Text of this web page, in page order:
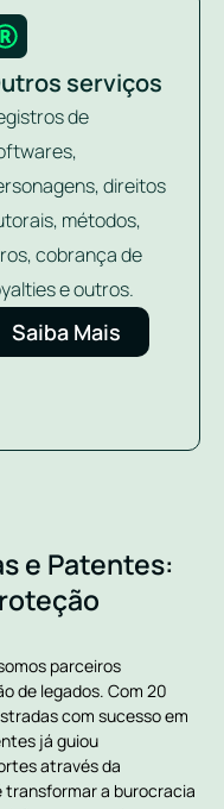
serviços
de
direitos
métodos,
cobrança de
e outros.
Saiba Mais
e Patentes:
parceiros
de legados. Com 20
com sucesso em
já guiou
através da
transformar a burocracia